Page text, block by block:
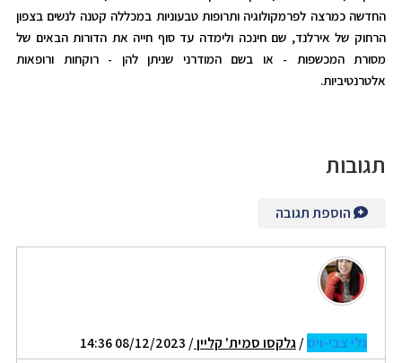
החדשה כמרצה לפרמקולוגיה ותרופות טבעוניות במכללה קטנה לנשים בצפון
הרחוק של אירלנד, שם חינכה ולימדה עד סוף חייה את הדורות הבאים של
מסורת המכשפות - או בשם המודרני שניתן להן - רוקחות ורופאות
אלטרנטיביות.
תגובות
הוספת תגובה
גלי צבי-ויס/גלקסו סמית' קליין/ 08/12/2023 14:36